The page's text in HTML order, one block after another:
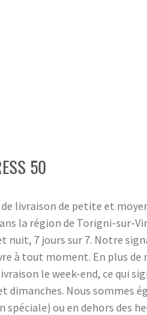
50
de livraison de petite et
la région de Torigni-sur-
nuit, 7 jours sur 7. Notre
à tout moment. En plus de
le week-end, ce qui
dimanches. Nous sommes
ou en dehors des